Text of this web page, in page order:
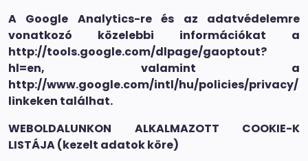
A Google Analytics-re és az adatvédelemre
vonatkozó közelebbi információkat a
http://tools.google.com/dlpage/gaoptout?
hl=en, valamint a
http://www.google.com/intl/hu/policies/privacy/
linkeken találhat.
WEBOLDALUNKON ALKALMAZOTT COOKIE-K
LISTÁJA (kezelt adatok köre)